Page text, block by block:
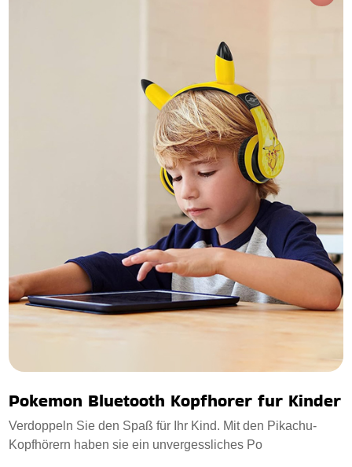
Pokemon Bluetooth Kopfhorer fur Kinder
Verdoppeln Sie den Spaß für Ihr Kind. Mit den Pikachu-
Kopfhörern haben sie ein unvergessliches Po